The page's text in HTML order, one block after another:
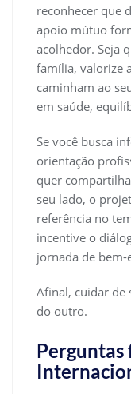
reconhecer que
apoio mútuo
acolhedor. Seja
família, valorize
caminham ao
em saúde,
Se você busca
orientação
quer
seu lado, o
referência no
incentive o
jornada de bem-
Afinal, cuidar de
do outro.
Perguntas